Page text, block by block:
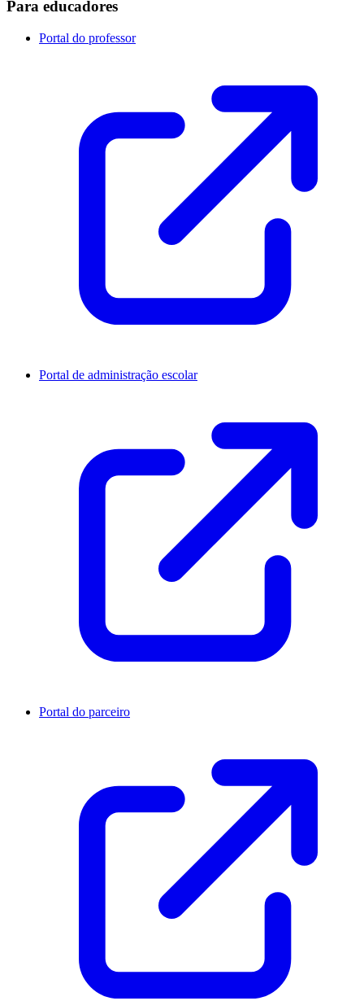
Para educadores
Portal do professor
Portal de administração escolar
Portal do parceiro